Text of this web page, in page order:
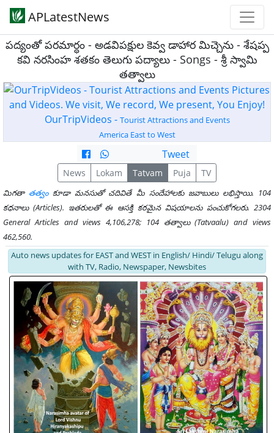
APLatestNews
పద్యంతో పరమార్ధం - అడవిపక్షుల కెవ్వ డాహార మిచ్చెను - శేషప్ప
కవి నరసింహ శతకం తెలుగు పద్యాలు - Songs - శ్రీ స్వామి
తత్వాలు
OurTripVideos - Tourist Attractions and Events
America East to West
Tweet
News Lokam Tatvam Puja TV
మిగతా తత్వంకూడా మనసుతో చదివితే మీ సందేహాలకు జవాబులు లభిస్తాయి. 104
కధనాలు (Articles). ఇతరులతో ఈ ఆసక్తి కరమైన విషయాలను పంచుకోగలరు. 2304
General Articles and views 4,106,278; 104 తత్వాలు (Tatvaalu) and views
462,560.
Auto news updates for EAST and WEST in English/ Hindi/ Telugu along
with TV, Radio, Newspaper, Newsbites